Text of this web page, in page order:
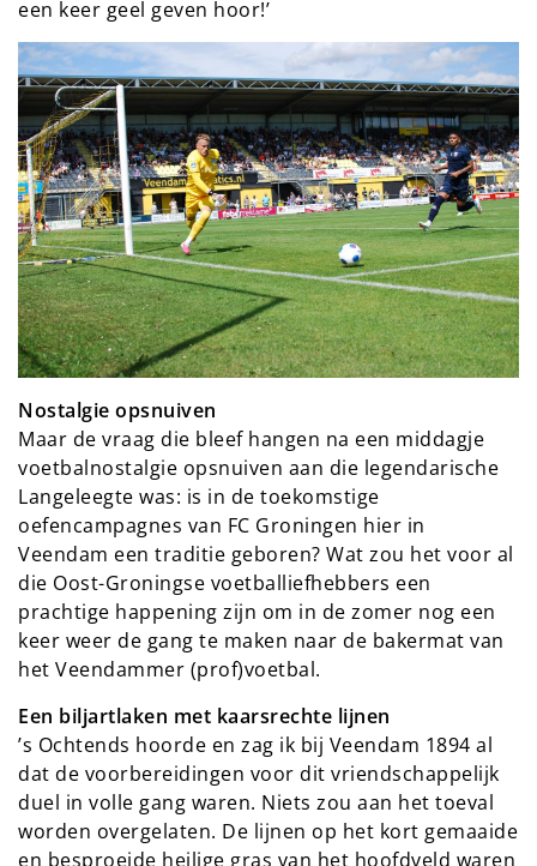
een keer geel geven hoor!’
Nostalgie opsnuiven
Maar de vraag die bleef hangen na een middagje
voetbalnostalgie opsnuiven aan die legendarische
Langeleegte was: is in de toekomstige
oefencampagnes van FC Groningen hier in
Veendam een traditie geboren? Wat zou het voor al
die Oost-Groningse voetballiefhebbers een
prachtige happening zijn om in de zomer nog een
keer weer de gang te maken naar de bakermat van
het Veendammer (prof)voetbal.
Een biljartlaken met kaarsrechte lijnen
’s Ochtends hoorde en zag ik bij Veendam 1894 al
dat de voorbereidingen voor dit vriendschappelijk
duel in volle gang waren. Niets zou aan het toeval
worden overgelaten. De lijnen op het kort gemaaide
en besproeide heilige gras van het hoofdveld waren